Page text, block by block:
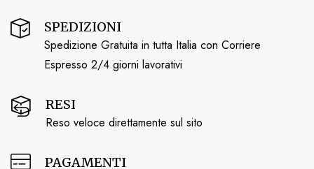
SPEDIZIONI
Spedizione Gratuita in tutta Italia con Corriere
Espresso 2/4 giorni lavorativi
RESI
Reso veloce direttamente sul sito
PAGAMENTI